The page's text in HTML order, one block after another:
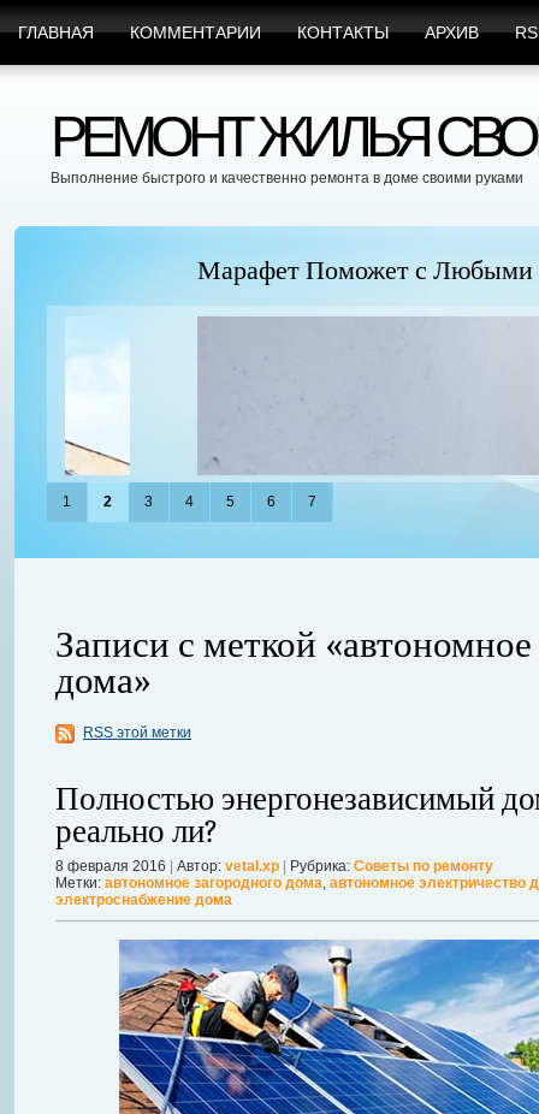
ГЛАВНАЯ КОММЕНТАРИИ КОНТАКТЫ АРХИВ
РЕМОНТ ЖИЛЬЯ
Выполнение быстрого и качественно ремонта в доме своими руками
Марафет Поможет с Любыми Видами
течение пары недель их может стать уже вдвое, а то и втрое
в первые часы принять меры. А именно: обратиться в
1 2 3 4 5 6 7
Записи с меткой «автономное
дома»
RSS этой метки
Полностью энергонезависимый
реально ли?
8 февраля 2016 Автор: vetal.xp Рубрика: Советы по ремонту
Метки: автономное загородного дома, автономное электричество
электроснабжение дома